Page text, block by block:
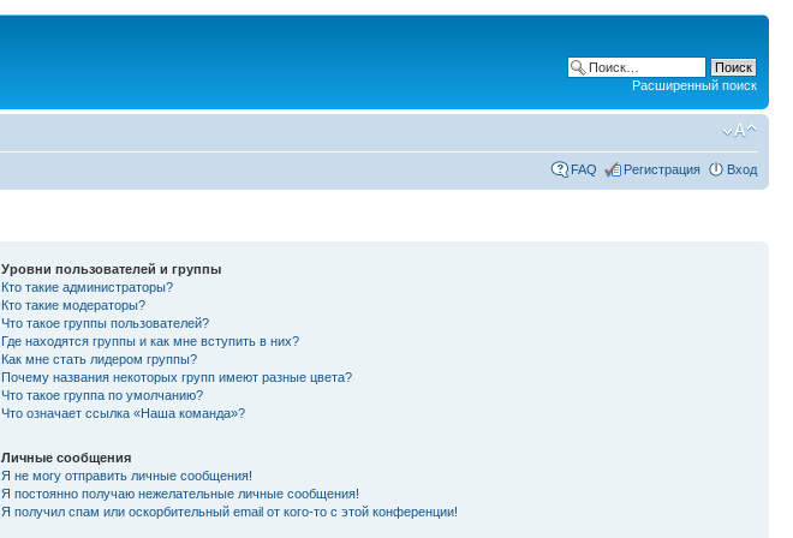
Расширенный поиск
FAQ Регистрация Вход
Уровни пользователей и группы
Кто такие администраторы?
Кто такие модераторы?
Что такое группы пользователей?
Где находятся группы и как мне вступить в них?
Как мне стать лидером группы?
Почему названия некоторых групп имеют разные цвета?
Что такое группа по умолчанию?
Что означает ссылка «Наша команда»?
Личные сообщения
Я не могу отправить личные сообщения!
Я постоянно получаю нежелательные личные сообщения!
Я получил спам или оскорбительный email от кого-то с этой конференции!